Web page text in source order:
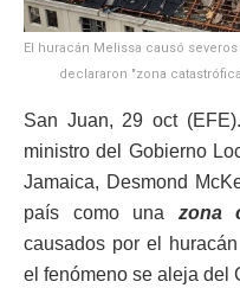
El huracán Melissa causó
declararon "zona
San Juan, 29 oct
ministro del Gobierno
Jamaica, Desmond
país como una zona
causados por el
el fenómeno se aleja del